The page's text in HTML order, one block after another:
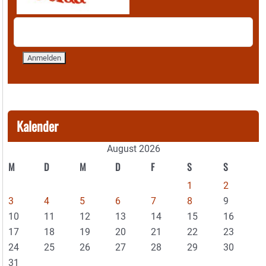
Kalender
August 2026
M D M D F S S
1
2
3
4 5 6 7 8
9
10
11 12 13 14 15
16
17
18 19 20 21 22
23
24
25 26 27 28 29
30
31